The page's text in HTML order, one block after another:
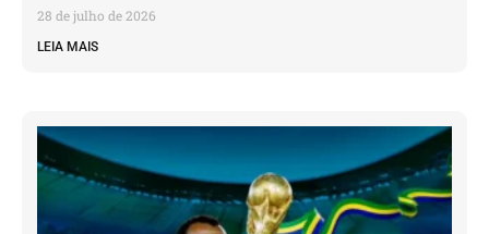
28 de julho de 2026
LEIA MAIS